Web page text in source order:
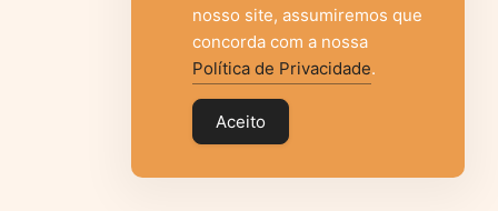
nosso site, assumiremos que
concorda com a nossa
Política de Privacidade.
Aceito